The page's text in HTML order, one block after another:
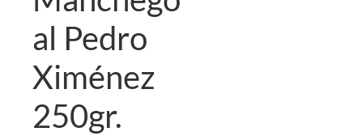
al Pedro
Ximénez
250gr.